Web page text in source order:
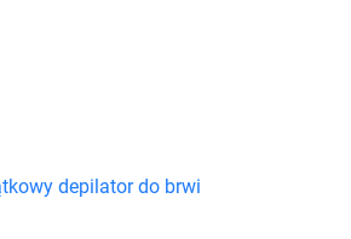
depilator do brwi